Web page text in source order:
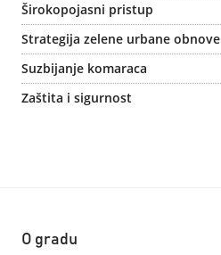
Širokopojasni pristup
Strategija zelene urbane obnove
Suzbijanje komaraca
Zaštita i sigurnost
O gradu